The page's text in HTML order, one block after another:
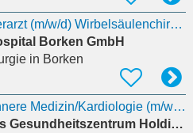
Leitender Oberarzt (m/w/d) Wirbelsäulenchirurgie
Borken GmbH
in Borken
Oberarzt für Innere Medizin/Kardiologie (m/w/d)
Westfälisches Gesundheitszentrum Holding GmbH